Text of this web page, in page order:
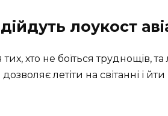
лоукост
хто не боїться труднощів,
летіти на світанні і